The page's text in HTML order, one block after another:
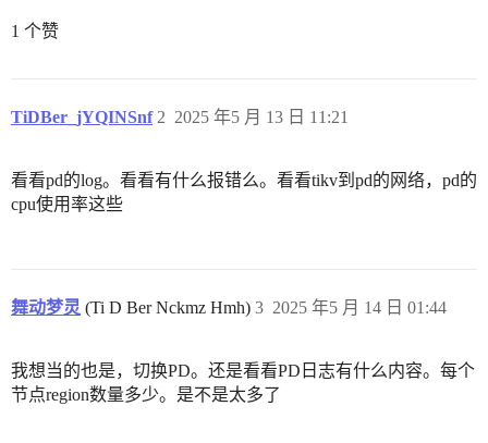
1 个赞
TiDBer_jYQINSnf 2025 年5 月 13 日 11:21
2
看看pd的log。看看有什么报错么。看看tikv到pd的网络，pd的
cpu使用率这些
舞动梦灵 (Ti D Ber Nckmz Hmh) 2025 年5 月 14 日 01:44
3
我想当的也是，切换PD。还是看看PD日志有什么内容。每个
节点region数量多少。是不是太多了